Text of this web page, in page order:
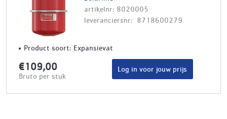
artikelnr: 8020005
leveranciersnr: 8718600279
Product soort: Expansievat
€109,00
Bruto per stuk
Log in voor jouw prijs